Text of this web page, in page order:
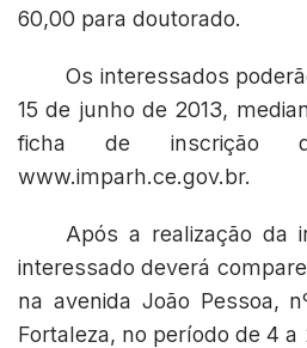
60,00 para doutorado.
Os interessados
15 de junho de 2013,
ficha de inscrição
www.imparh.ce.gov.br.
Após a realização da
interessado deverá
na avenida João Pessoa,
Fortaleza, no período de 4 a